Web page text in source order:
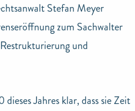
Stefan Meyer
zum Sachwalter
und
Jahres klar, dass sie Zeit